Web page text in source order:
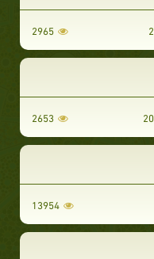
2965
2653
13954